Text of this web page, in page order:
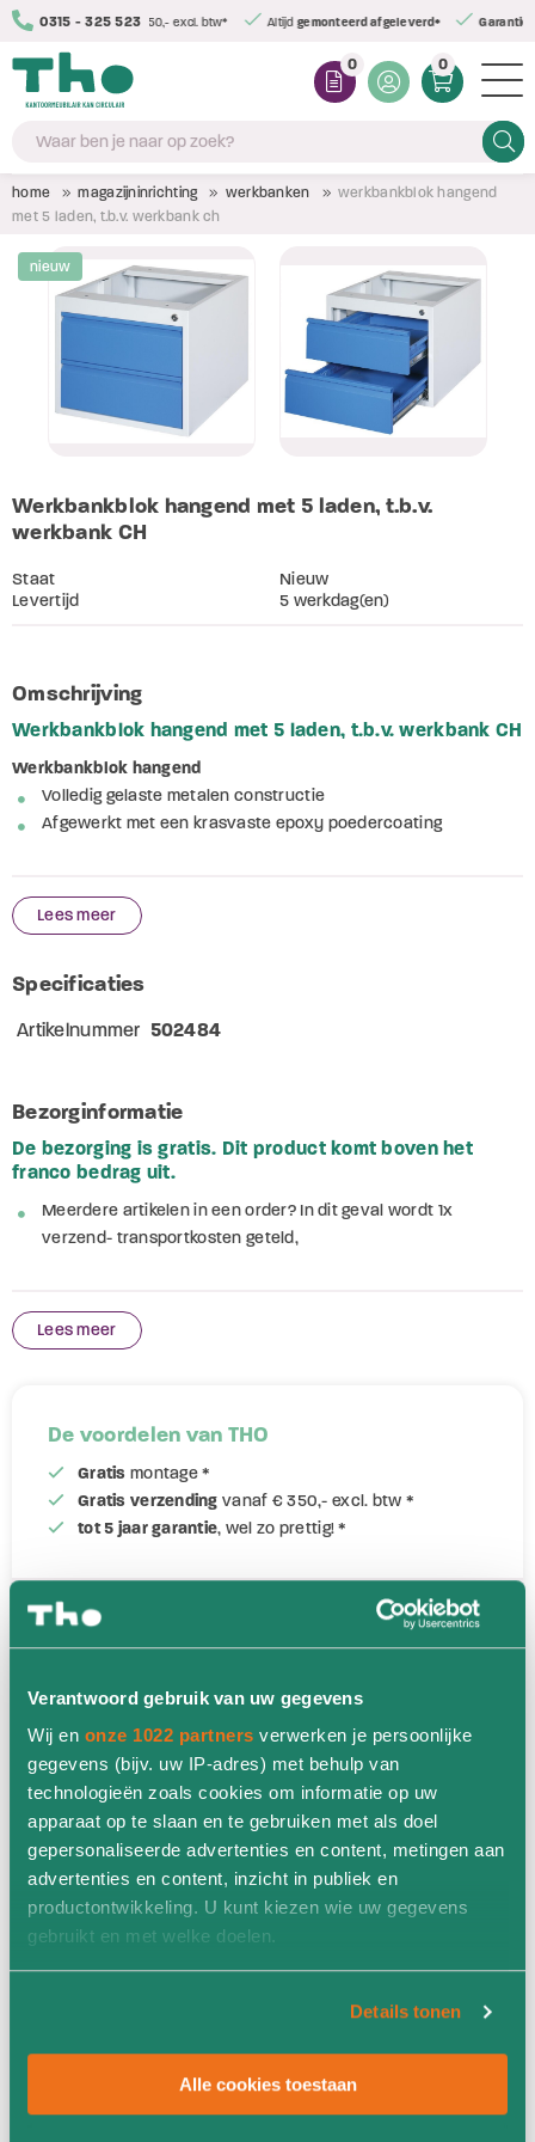
Verantwoord gebruik van uw gegevens
Wij en onze 1022 partners verwerken je persoonlijke
gegevens (bijv. uw IP-adres) met behulp van
technologieën zoals cookies om informatie op uw
apparaat op te slaan en te gebruiken met als doel
gepersonaliseerde advertenties en content, metingen aan
advertenties en content, inzicht in publiek en
productontwikkeling. U kunt kiezen wie uw gegevens
gebruikt en met welke doelen.
die tot een paar meter nauwkeurig kan zijn
Uw apparaat identificeren door het actief te scannen
op specifieke eigenschappen (fingerprinting)
Details tonen
Alle cookies toestaan
0315 - 325 523 Gratis bezorgingvanaf € 350,- excl. btw* Altijd
0
0
home magazijninrichting werkbanken
werkbankblok hangend
met 5 laden, t.b.v. werkbank ch
nieuw
Werkbankblok hangend met 5 laden, t.b.v.
werkbank CH
Staat
Nieuw
Levertijd
5 werkdag(en)
Omschrijving
Werkbankblok hangend met 5 laden, t.b.v. werkbank CH
Werkbankblok hangend
Volledig gelaste metalen constructie
Afgewerkt met een krasvaste epoxy poedercoating
Lees meer
Specificaties
Artikelnummer 502484
Bezorginformatie
De bezorging is gratis. Dit product komt boven het
franco bedrag uit.
Meerdere artikelen in een order? In dit geval wordt 1x
verzend- transportkosten geteld,
Lees meer
De voordelen van THO
Gratis montage *
Gratis verzendingvanaf € 350,- excl. btw *
tot 5 jaar garantie, wel zo prettig! *
Te bezichtigen in:
Elst(op aanvraag)
Adviesgesprek?
Direct meer informatie over een complete (circulaire)
inrichting? Maak een afspraak met een van onze
adviseurs:
06 243 227 58